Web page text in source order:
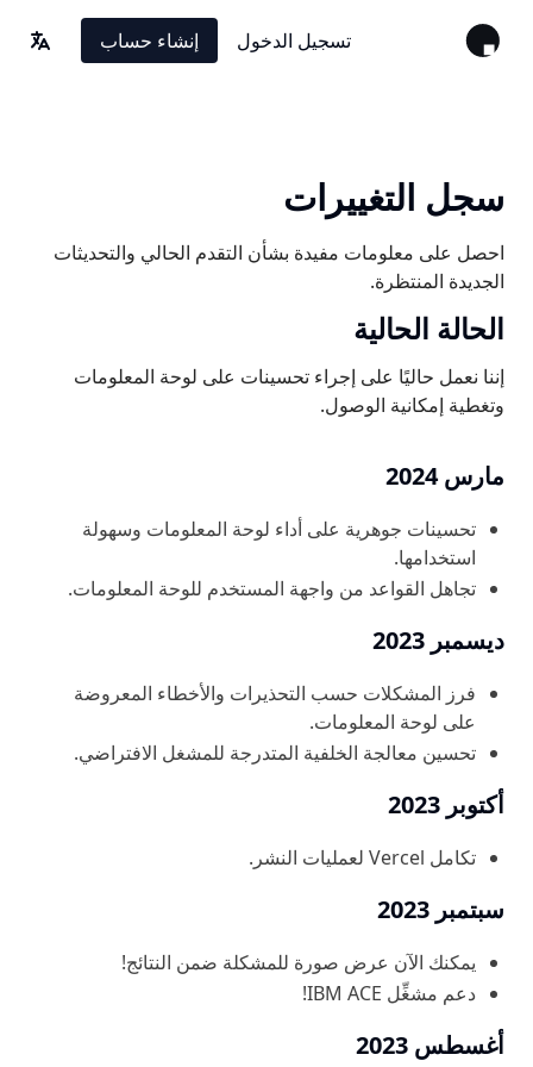
تسجيل الدخول إنشاء حساب
سجل التغييرات
احصل على معلومات مفيدة بشأن التقدم الحالي والتحديثات
الجديدة المنتظرة.
الحالة الحالية
إننا نعمل حاليًا على إجراء تحسينات على لوحة المعلومات
وتغطية إمكانية الوصول.
مارس 2024
تحسينات جوهرية على أداء لوحة المعلومات وسهولة
استخدامها.
تجاهل القواعد من واجهة المستخدم للوحة المعلومات.
ديسمبر 2023
فرز المشكلات حسب التحذيرات والأخطاء المعروضة
على لوحة المعلومات.
تحسين معالجة الخلفية المتدرجة للمشغل الافتراضي.
أكتوبر 2023
تكامل Vercel لعمليات النشر.
سبتمبر 2023
يمكنك الآن عرض صورة للمشكلة ضمن النتائج!
دعم مشغِّل IBM ACE!
أغسطس 2023